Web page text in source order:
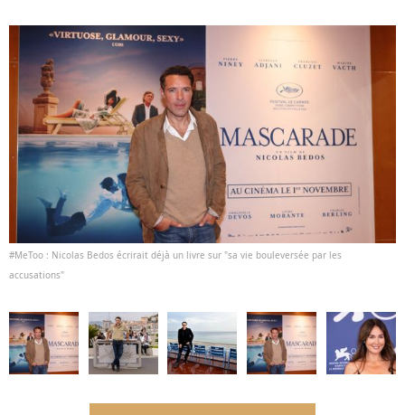
#MeToo : Nicolas Bedos écrirait déjà un livre sur "sa vie bouleversée par les
accusations"